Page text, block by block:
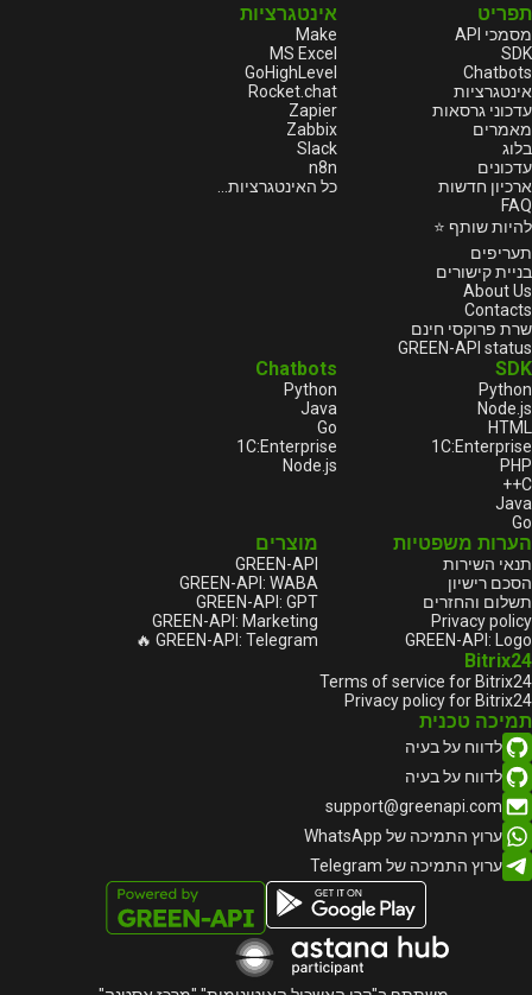
תפריט
מסמכי API
SDK
Chatbots
אינטגרציות
עדכוני גרסאות
מאמרים
בלוג
עדכונים
ארכיון חדשות
FAQ
להיות שותף ⭐
תעריפים
בניית קישורים
About Us
Contacts
שרת פרוקסי חינם
GREEN-API status
אינטגרציות
Make
MS Excel
GoHighLevel
Rocket.chat
Zapier
Zabbix
Slack
n8n
כל האינטגרציות...
SDK
Python
Node.js
HTML
1С:Enterprise
PHP
C++
Java
Go
Chatbots
Python
Java
Go
1С:Enterprise
Node.js
הערות משפטיות
תנאי השירות
הסכם רישיון
תשלום והחזרים
Privacy policy
GREEN-API: Logo
Bitrix24
Terms of service for Bitrix24
Privacy policy for Bitrix24
מוצרים
GREEN-API
GREEN-API: WABA
GREEN-API: GPT
GREEN-API: Marketing
GREEN-API: Telegram 🔥
תמיכה טכנית
לדווח על בעיה
לדווח על בעיה
support@greenapi.com
ערוץ התמיכה של WhatsApp
ערוץ התמיכה של Telegram